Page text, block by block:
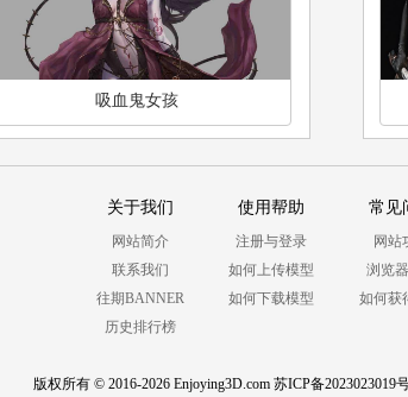
吸血鬼女孩
关于我们
网站简介
联系我们
往期BANNER
历史排行榜
使用帮助
注册与登录
如何上传模型
如何下载模型
常见
网站
浏览
如何获
版权所有 © 2016-2026 Enjoying3D.com 苏ICP备2023023019